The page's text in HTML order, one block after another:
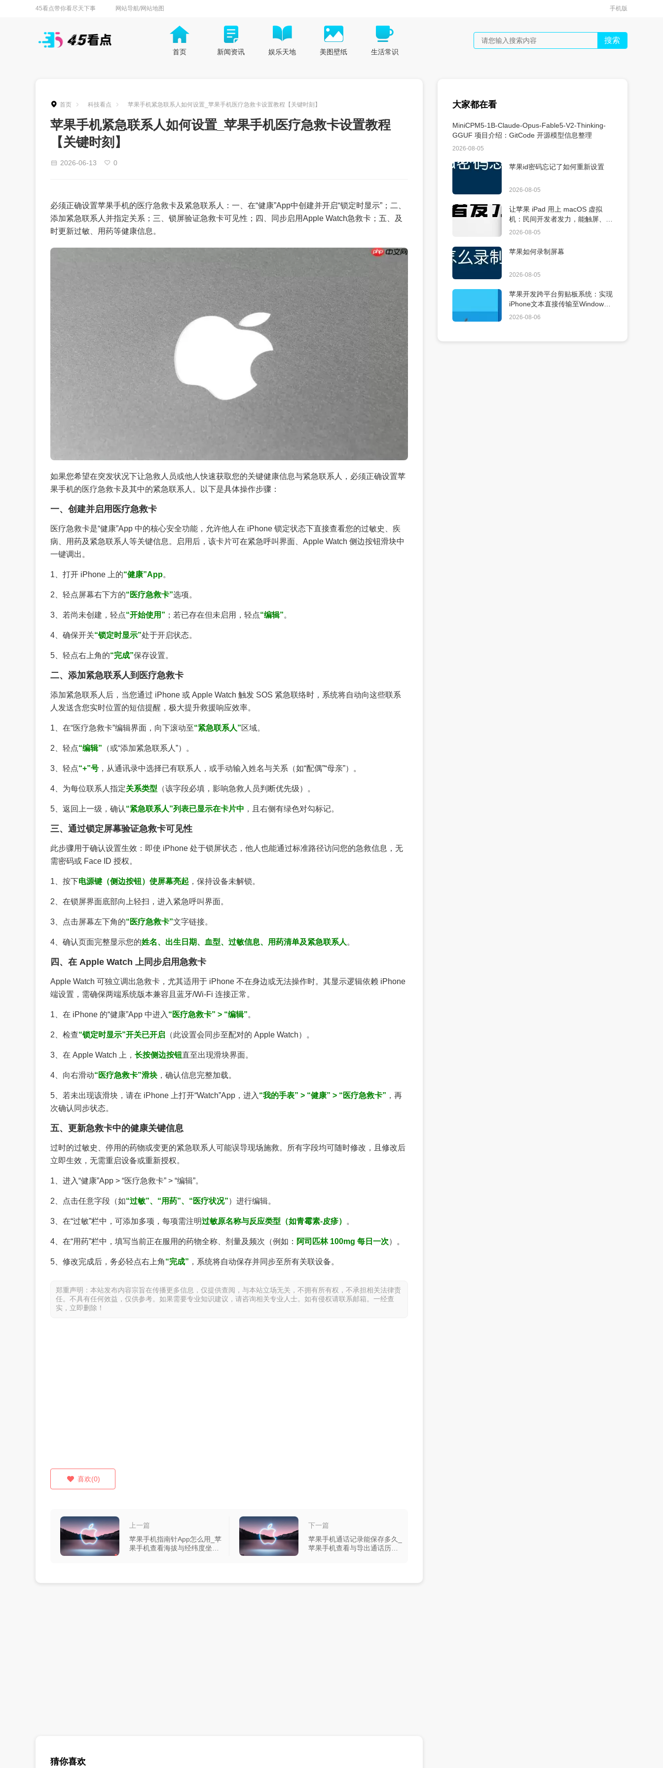
45看点带你看尽天下事 网站导航/网站地图 手机版
首页 新闻资讯 娱乐天地 美图壁纸 生活常识
搜索
首页 科技看点 苹果手机紧急联系人如何设置_苹果手机医疗急救卡设置教程【关键时刻】
苹果手机紧急联系人如何设置_苹果手机医疗急救卡设置教程
【关键时刻】
2026-06-13 0
必须正确设置苹果手机的医疗急救卡及紧急联系人：一、在“健康”App中创建并开启“锁定时显示”；二、
添加紧急联系人并指定关系；三、锁屏验证急救卡可见性；四、同步启用Apple Watch急救卡；五、及
时更新过敏、用药等健康信息。
如果您希望在突发状况下让急救人员或他人快速获取您的关键健康信息与紧急联系人，必须正确设置苹
果手机的医疗急救卡及其中的紧急联系人。以下是具体操作步骤：
一、创建并启用医疗急救卡
医疗急救卡是“健康”App 中的核心安全功能，允许他人在 iPhone 锁定状态下直接查看您的过敏史、疾
病、用药及紧急联系人等关键信息。启用后，该卡片可在紧急呼叫界面、Apple Watch 侧边按钮滑块中
一键调出。
1、打开 iPhone 上的“健康”App。
2、轻点屏幕右下方的“医疗急救卡”选项。
3、若尚未创建，轻点“开始使用” ；若已存在但未启用，轻点“编辑”。
4、确保开关“锁定时显示”处于开启状态。
5、轻点右上角的“完成”保存设置。
二、添加紧急联系人到医疗急救卡
添加紧急联系人后，当您通过 iPhone 或 Apple Watch 触发 SOS 紧急联络时，系统将自动向这些联系
人发送含您实时位置的短信提醒，极大提升救援响应效率。
1、在“医疗急救卡”编辑界面，向下滚动至“紧急联系人”区域。
2、轻点“编辑” （或“添加紧急联系人”）。
3、轻点“+”号 ，从通讯录中选择已有联系人，或手动输入姓名与关系（如“配偶”“母亲”）。
4、为每位联系人指定关系类型 （该字段必填，影响急救人员判断优先级）。
5、返回上一级，确认“紧急联系人”列表已显示在卡片中 ，且右侧有绿色对勾标记。
三、通过锁定屏幕验证急救卡可见性
此步骤用于确认设置生效：即使 iPhone 处于锁屏状态，他人也能通过标准路径访问您的急救信息，无
需密码或 Face ID 授权。
1、按下电源键（侧边按钮）使屏幕亮起 ，保持设备未解锁。
2、在锁屏界面底部向上轻扫，进入紧急呼叫界面。
3、点击屏幕左下角的“医疗急救卡”文字链接。
4、确认页面完整显示您的姓名、出生日期、血型、过敏信息、用药清单及紧急联系人 。
四、在 Apple Watch 上同步启用急救卡
Apple Watch 可独立调出急救卡，尤其适用于 iPhone 不在身边或无法操作时。其显示逻辑依赖 iPhone
端设置，需确保两端系统版本兼容且蓝牙/Wi-Fi 连接正常。
1、在 iPhone 的“健康”App 中进入 “医疗急救卡” > “编辑”。
2、检查“锁定时显示”开关已开启 （此设置会同步至配对的 Apple Watch）。
3、在 Apple Watch 上， 长按侧边按钮直至出现滑块界面。
4、向右滑动“医疗急救卡”滑块 ，确认信息完整加载。
5、若未出现该滑块，请在 iPhone 上打开“Watch”App，进入 “我的手表” > “健康” > “医疗急救卡” ，再
次确认同步状态。
五、更新急救卡中的健康关键信息
过时的过敏史、停用的药物或变更的紧急联系人可能误导现场施救。所有字段均可随时修改，且修改后
立即生效，无需重启设备或重新授权。
1、进入“健康”App > “医疗急救卡” > “编辑”。
2、点击任意字段（如“过敏”、“用药”、“医疗状况”）进行编辑。
3、在“过敏”栏中，可添加多项，每项需注明过敏原名称与反应类型（如青霉素-皮疹） 。
4、在“用药”栏中，填写当前正在服用的药物全称、剂量及频次（例如： 阿司匹林 100mg 每日一次）。
5、修改完成后，务必轻点右上角“完成” ，系统将自动保存并同步至所有关联设备。
郑重声明：本站发布内容宗旨在传播更多信息，仅提供查阅，与本站立场无关，不拥有所有权，不承担相关法律责
任。不具有任何效益，仅供参考。如果需要专业知识建议，请咨询相关专业人士。如有侵权请联系邮箱。一经查
实，立即删除！
喜欢(0)
上一篇
苹果手机指南针App怎么用_苹
果手机查看海拔与经纬度坐标
下一篇
苹果手机通话记录能保存多久_
苹果手机查看与导出通话历史
猜你喜欢
大家都在看
MiniCPM5-1B-Claude-Opus-Fable5-V2-Thinking-
GGUF 项目介绍：GitCode 开源模型信息整理
2026-08-05
苹果id密码忘记了如何重新设置
2026-08-05
让苹果 iPad 用上 macOS 虚拟
机：民间开发者发力，能触屏、能
用 Xcode
2026-08-05
苹果如何录制屏幕
2026-08-05
苹果开发跨平台剪贴板系统：实现
iPhone文本直接传输至Windows
PC
2026-08-06